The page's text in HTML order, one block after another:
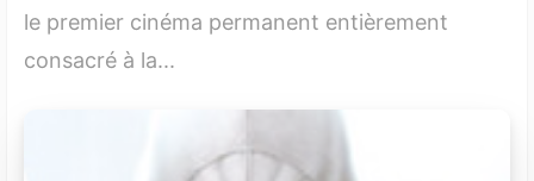
le premier cinéma permanent entièrement
consacré à la...